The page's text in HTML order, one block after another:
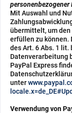
personenbezogener
Mit Auswahl und
übermittelt, um
erfüllen zu können.
des Art. 6 Abs. 1 lit.
Datenverarbeitung
PayPal Express
unter
Verwendung von